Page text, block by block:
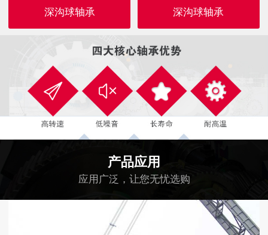
深沟球轴承 深沟球轴承
产品应用
应用广泛，让您无忧选购